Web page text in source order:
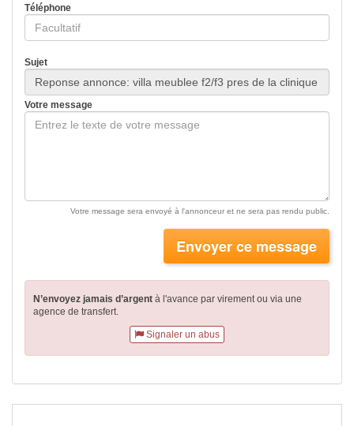
Téléphone
Sujet
Votre message
Votre message sera envoyé à l'annonceur et ne sera pas rendu public.
Envoyer ce message
N’envoyez jamais d’argent à l'avance par virementou via une
agence de transfert.
Signaler un abus